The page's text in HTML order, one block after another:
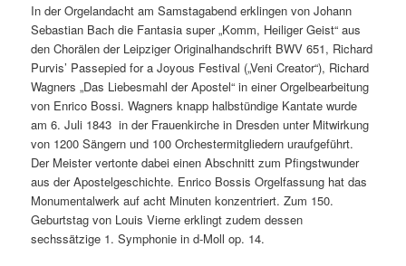
In der Orgelandacht am Samstagabend erklingen von Johann
Sebastian Bach die Fantasia super „Komm, Heiliger Geist“ aus
den Chorälen der Leipziger Originalhandschrift BWV 651, Richard
Purvis’ Passepied for a Joyous Festival („Veni Creator“), Richard
Wagners „Das Liebesmahl der Apostel“ in einer Orgelbearbeitung
von Enrico Bossi. Wagners knapp halbstündige Kantate wurde
am 6. Juli 1843 in der Frauenkirche in Dresden unter Mitwirkung
von 1200 Sängern und 100 Orchestermitgliedern uraufgeführt.
Der Meister vertonte dabei einen Abschnitt zum Pfingstwunder
aus der Apostelgeschichte. Enrico Bossis Orgelfassung hat das
Monumentalwerk auf acht Minuten konzentriert. Zum 150.
Geburtstag von Louis Vierne erklingt zudem dessen
sechssätzige 1. Symphonie in d-Moll op. 14.